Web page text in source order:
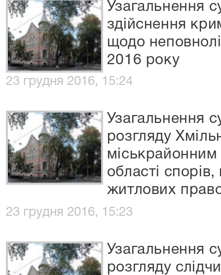
Узагальнення
здійснення
щодо
2016 року
23 грудня 2016, 15:24
Узагальнення
розгляду
міськрайонним
області
житлових
23 грудня 2016, 15:23
Узагальнення
розгляду